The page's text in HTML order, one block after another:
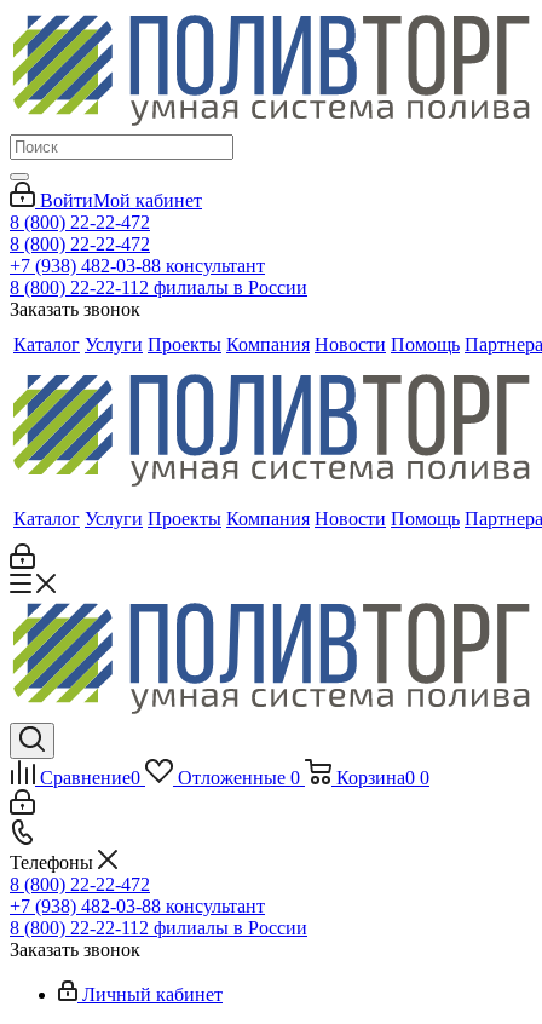
ВойтиМой кабинет
8 (800) 22-22-472
8 (800) 22-22-472
+7 (938) 482-03-88 консультант
8 (800) 22-22-112 филиалы в России
Заказать звонок
Каталог Услуги Проекты Компания Новости Помощь
Каталог Услуги Проекты Компания Новости Помощь
Сравнение0 Отложенные 0 Корзина0 0
Телефоны
8 (800) 22-22-472
+7 (938) 482-03-88 консультант
8 (800) 22-22-112 филиалы в России
Заказать звонок
Личный кабинет